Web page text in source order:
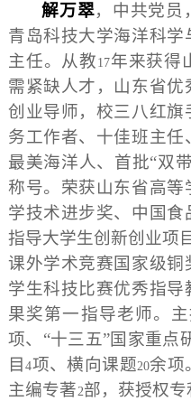
解万翠，中共党员
青岛科技大学海洋科
主任。从教 17年来获得
需紧缺人才，山东省
创业导师，校三八红
务工作者、十佳班主任
最美海洋人、首批“双
称号。荣获山东省高
学技术进步奖、中国食
指导大学生创新创业项
课外学术竞赛国家级
学生科技比赛优秀指
果奖第一指导老师。
项、“十三五”国家重点
目4项、横向课题20余项
主编专著2部，获授权专